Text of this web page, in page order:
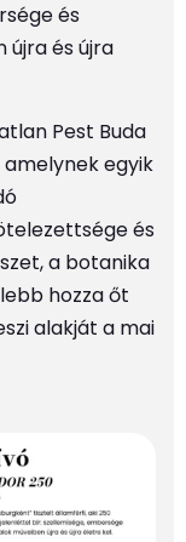
és
újra és újra
Pest Buda
egyik
és
a botanika
hozza őt
alakját a mai